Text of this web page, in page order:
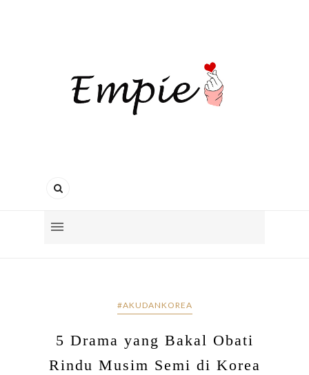
#AKUDANKOREA
5 Drama yang Bakal Obati
Rindu Musim Semi di Korea